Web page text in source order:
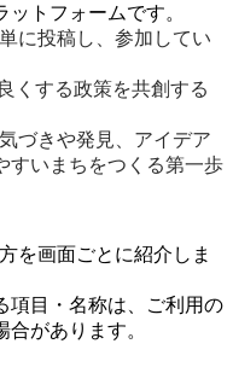
トフォームです。
に投稿し、参加してい
くする政策を共創する
づきや発見、アイデア
すいまちをつくる第一歩
を画面ごとに紹介しま
項目・名称は、ご利用の
があります。